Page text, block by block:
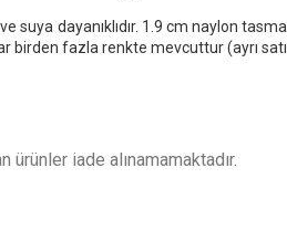
dayanıklıdır. 1.9 cm naylon
birden fazla renkte mevcuttur (ayrı
ürünler iade alınamamaktadır.